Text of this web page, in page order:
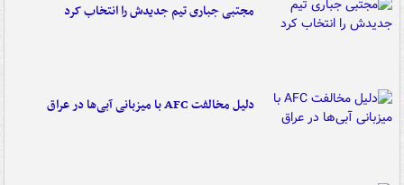
مجتبی جباری تیم جدیدش را انتخاب کرد
دلیل مخالفت AFC با میزبانی آبی‌ها در عراق